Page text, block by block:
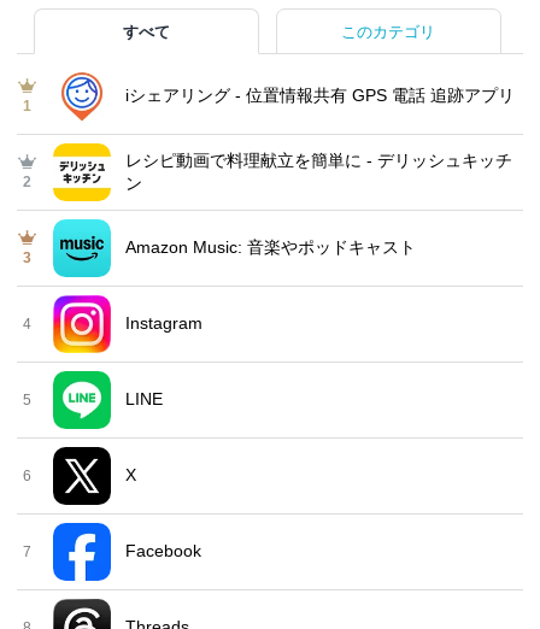
すべて このカテゴリ
1
iシェアリング - 位置情報共有 GPS 電話 追跡アプリ
2
レシピ動画で料理献立を簡単‪に - デリッシュキッチ
ン
3
Amazon Music: 音楽やポッドキャスト
4 Instagram
5 LINE
6 X
7 Facebook